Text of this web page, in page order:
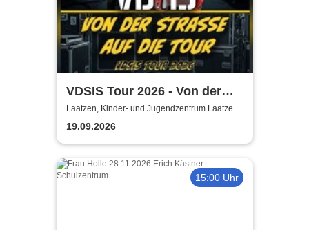
VDSIS Tour 2026 - Von der
Strasse auf die Tour
Laatzen, Kinder- und Jugendzentrum Laatzen
KiJuZ
19.09.2026
15:00 Uhr